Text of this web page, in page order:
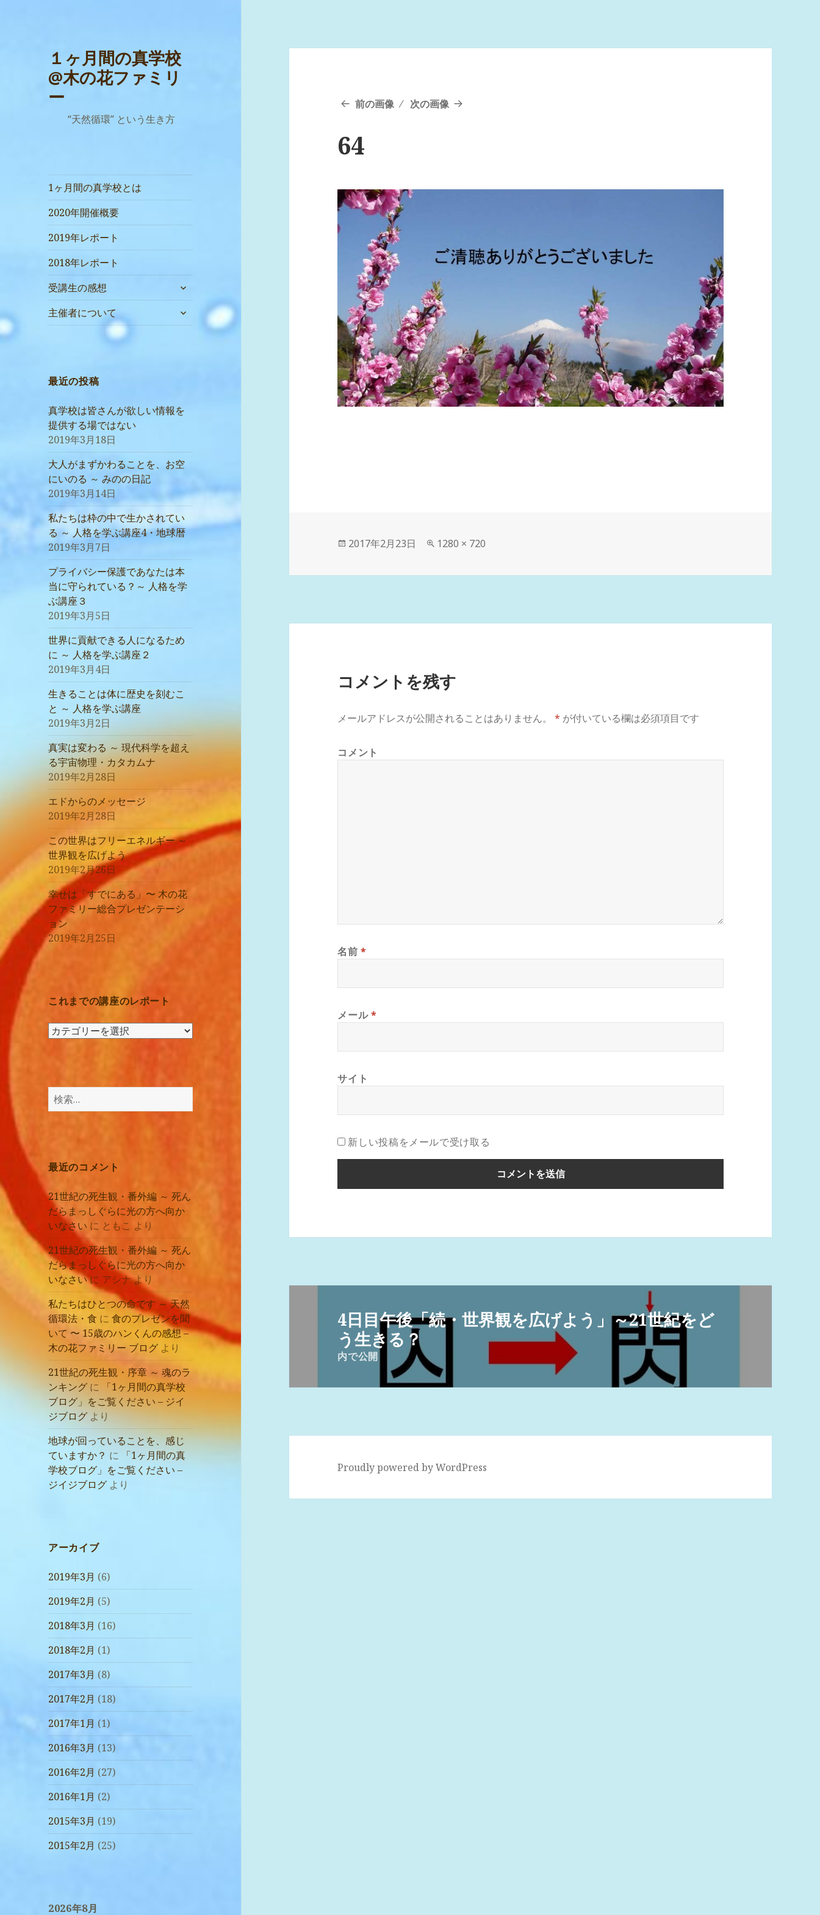
１ヶ月間の真学校
@木の花ファミリ
ー
“天然循環” という生き方
1ヶ月間の真学校とは
2020年開催概要
2019年レポート
2018年レポート
受講生の感想
サ
ブ
メ
ニ
主催者について
サ
ブ
展
最近の投稿
真学校は皆さんが欲しい情報を
提供する場ではない
2019年3月18日
大人がまずかわることを、お空
にいのる ～ みのの日記
2019年3月14日
私たちは枠の中で生かされてい
る ～ 人格を学ぶ講座4・地球暦
2019年3月7日
プライバシー保護であなたは本
当に守られている？～ 人格を学
ぶ講座３
2019年3月5日
世界に貢献できる人になるため
に ～ 人格を学ぶ講座２
2019年3月4日
生きることは体に歴史を刻むこ
と ～ 人格を学ぶ講座
2019年3月2日
真実は変わる ～ 現代科学を超え
る宇宙物理・カタカムナ
2019年2月28日
エドからのメッセージ
2019年2月28日
この世界はフリーエネルギー ～
世界観を広げよう
2019年2月26日
幸せは「すでにある」〜 木の花
ファミリー総合プレゼンテーシ
ョン
2019年2月25日
これまでの講座のレポート
こ
の
講
ポ
ー
ト
検
索:
最近のコメント
21世紀の死生観・番外編 ～ 死ん
だらまっしぐらに光の方へ向か
いなさい に ともこ より
21世紀の死生観・番外編 ～ 死ん
だらまっしぐらに光の方へ向か
いなさいに アシナより
私たちはひとつの命です ～ 天然
循環法・食 に食のプレゼンを聞
いて 〜 15歳のハンくんの感想 –
木の花ファミリー ブログ より
21世紀の死生観・序章 ～ 魂のラ
ンキング に
「1ヶ月間の真学校
ブログ」をご覧ください – ジイ
ジブログより
地球が回っていることを、感じ
ていますか？ に
「1ヶ月間の真
学校ブログ」をご覧ください –
ジイジブログ より
アーカイブ
2019年3月 (6)
2019年2月 (5)
2018年3月 (16)
2018年2月 (1)
2017年3月 (8)
2017年2月 (18)
2017年1月 (1)
2016年3月 (13)
2016年2月 (27)
2016年1月 (2)
2015年3月 (19)
2015年2月 (25)
2026年8月
前の画像 次の画像
64
投
日:
2017年2月23日
フ
サ
1280 × 720
コメントを残す
メールアドレスが公開されることはありません。 * が付いている欄は必須項目です
コメント
名前*
メール*
サイト
新しい投稿をメールで受け取る
ー
4日目午後「続・世界観を広げよう」～21世紀をど
う生きる？
内で公開
Proudly powered by WordPress